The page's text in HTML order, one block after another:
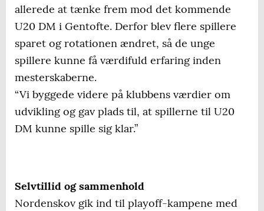
allerede at tænke frem mod det kommende
U20 DM i Gentofte. Derfor blev flere spillere
sparet og rotationen ændret, så de unge
spillere kunne få værdifuld erfaring inden
mesterskaberne.
“Vi byggede videre på klubbens værdier om
udvikling og gav plads til, at spillerne til U20
DM kunne spille sig klar.”
Selvtillid og sammenhold
Nordenskov gik ind til playoff-kampene med